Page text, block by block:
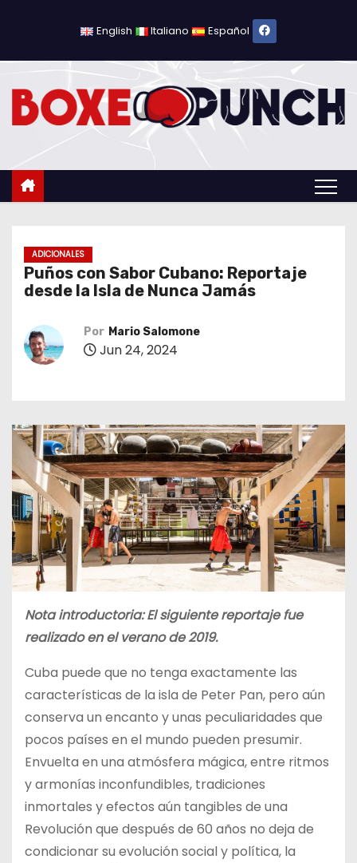
l
English Italiano Español
ADICIONALES
Puños con Sabor Cubano: Reportaje
desde la Isla de Nunca Jamás
Por Mario Salomone
Jun 24, 2024
Nota introductoria: El siguiente reportaje fue
realizado en el verano de 2019.
Cuba puede que no tenga exactamente las
características de la isla de Peter Pan, pero aún
conserva un encanto y unas peculiaridades que
pocos países en el mundo pueden presumir.
Envuelta en una atmósfera mágica, entre ritmos
y armonías inconfundibles, tradiciones
inmortales y efectos aún tangibles de una
Revolución que después de 60 años no deja de
condicionar su evolución social y política, la